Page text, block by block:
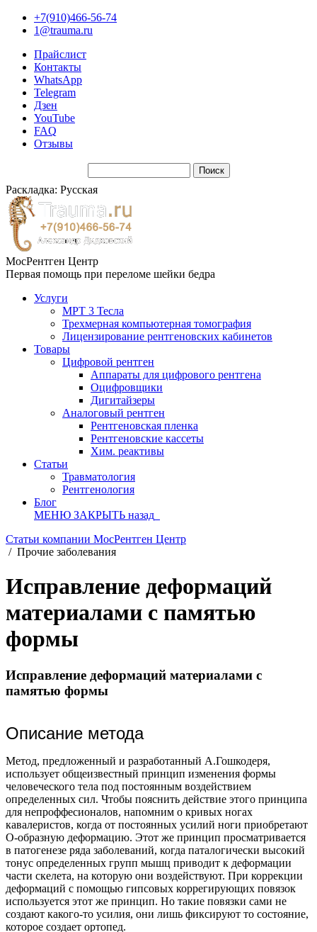
+7(910)466-56-74
1@trauma.ru
Прайслист
Контакты
WhatsApp
Telegram
Дзен
YouTube
FAQ
Отзывы
Раскладка: Русская
МосРентген Центр
Первая помощь при переломе шейки бедра
Услуги
МРТ 3 Тесла
Трехмерная компьютерная томография
Лицензирование рентгеновских кабинетов
Товары
Цифровой рентген
Аппараты для цифрового рентгена
Оцифровщики
Дигитайзеры
Аналоговый рентген
Рентгеновская пленка
Рентгеновские кассеты
Хим. реактивы
Статьи
Травматология
Рентгенология
Блог
МЕНЮ ЗАКРЫТЬ назад
Статьи компании МосРентген Центр
/ Прочие заболевания
Исправление деформаций
материалами с памятью
формы
Исправление деформаций материалами с
памятью формы
Описание метода
Метод, предложенный и разработанный А.Гошкодеря,
использует общеизвестный принцип изменения формы
человеческого тела под постоянным воздействием
определенных сил. Чтобы пояснить действие этого принципа
для непроффесионалов, напомним о кривых ногах
кавалеристов, когда от постоянных усилий ноги приобретают
О-образную деформацию. Этот же принцип просматривается
в патогенезе ряда заболеваний, когда паталогически высокий
тонус определенных групп мышц приводит к деформации
части скелета, на которую они воздействуют. При коррекции
деформаций с помощью гипсовых коррегирующих повязок
используется этот же принцип. Но такие повязки сами не
создают какого-то усилия, они лишь фиксируют то состояние,
которое создает ортопед.